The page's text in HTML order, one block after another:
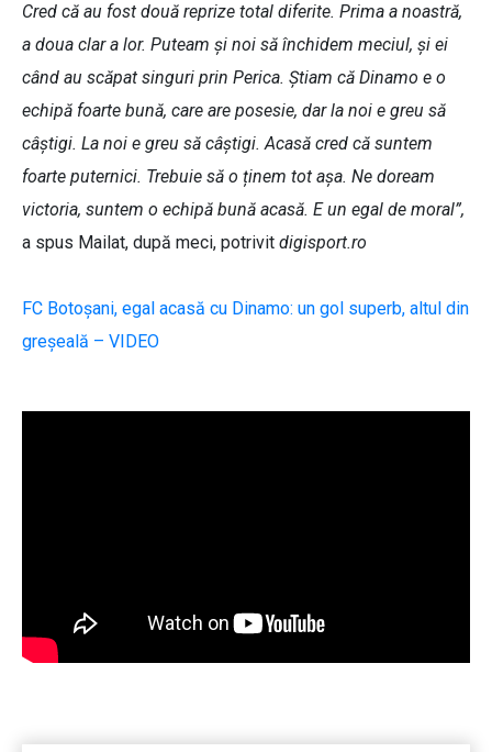
Cred că au fost două reprize total diferite. Prima a noastră,
a doua clar a lor. Puteam și noi să închidem meciul, și ei
când au scăpat singuri prin Perica. Știam că Dinamo e o
echipă foarte bună, care are posesie, dar la noi e greu să
câștigi. La noi e greu să câștigi. Acasă cred că suntem
foarte puternici. Trebuie să o ținem tot așa. Ne doream
victoria, suntem o echipă bună acasă. E un egal de moral”,
a spus Mailat, după meci, potrivit digisport.ro
FC Botoșani, egal acasă cu Dinamo: un gol superb, altul din
greșeală – VIDEO